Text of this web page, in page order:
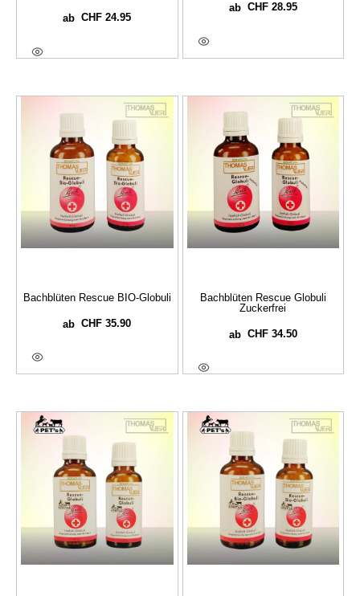
abCHF 24.95
ab CHF28.95
Bachblüten Rescue BIO-Globuli
abCHF 35.90
Bachblüten Rescue Globuli
Zuckerfrei
ab CHF34.50